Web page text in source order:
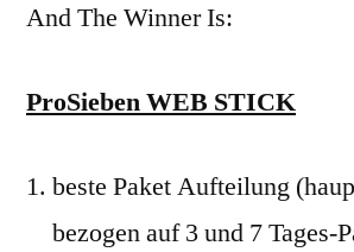
And The Winner Is:
ProSieben WEB STICK
beste Paket Aufteilung
bezogen auf 3 und 7 Tages-